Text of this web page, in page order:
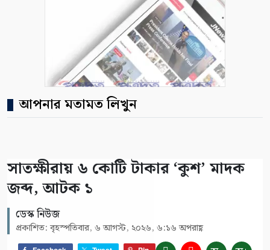
আপনার মতামত লিখুন
সাতক্ষীরায় ৬ কোটি টাকার ‘কুশ’ মাদক
জব্দ, আটক ১
ডেস্ক নিউজ
প্রকাশিত: বৃহস্পতিবার, ৬ আগস্ট, ২০২৬, ৬:১৬ অপরাহ্ণ